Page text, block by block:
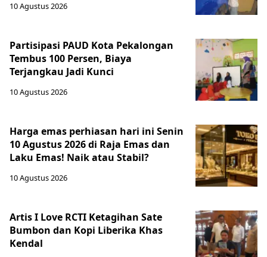
10 Agustus 2026
Partisipasi PAUD Kota Pekalongan
Tembus 100 Persen, Biaya
Terjangkau Jadi Kunci
10 Agustus 2026
Harga emas perhiasan hari ini Senin
10 Agustus 2026 di Raja Emas dan
Laku Emas! Naik atau Stabil?
10 Agustus 2026
Artis I Love RCTI Ketagihan Sate
Bumbon dan Kopi Liberika Khas
Kendal